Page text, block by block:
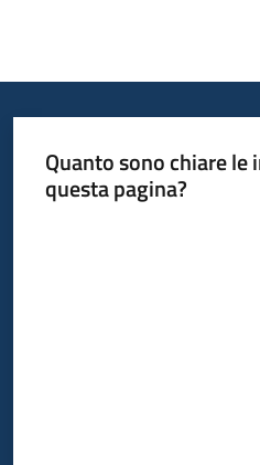
Quanto sono chiare
questa pagina?